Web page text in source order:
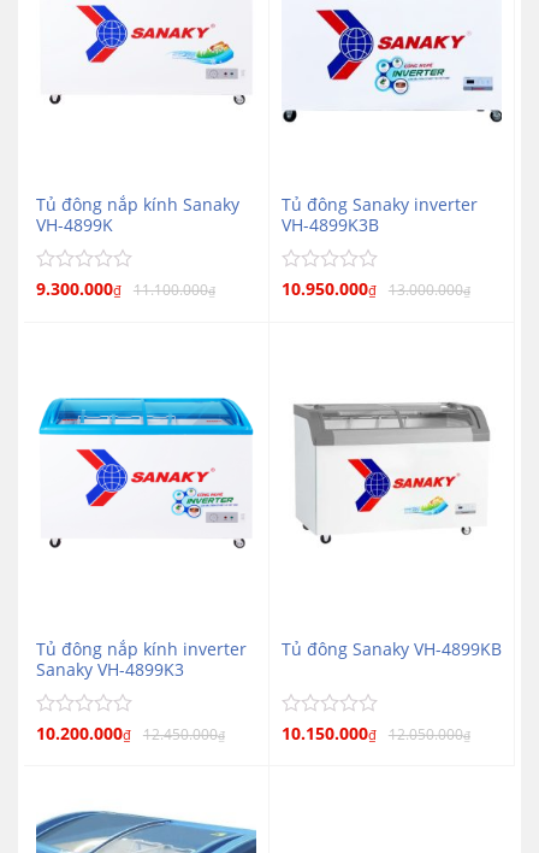
Tủ đông nắp kính Sanaky
VH-4899K
Được
9.300.000₫ 11.100.000₫
Tủ đông Sanaky inverter
VH-4899K3B
Được
10.950.000₫ 13.000.000₫
Tủ đông nắp kính inverter
Sanaky VH-4899K3
Được
sao
10.200.000₫ 12.450.000₫
Tủ đông Sanaky VH-4899KB
Được
10.150.000₫ 12.050.000₫